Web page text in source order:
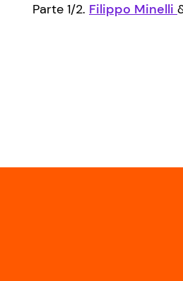
Parte 1/2. Filippo Minelli